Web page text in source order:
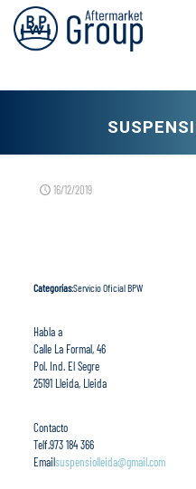
16/12/2019
Categorías:Servicio Oficial BPW
Habla a
Calle La Formal, 46
Pol. Ind. El Segre
25191 Lleida, Lleida
Contacto
Telf.973 184 366
Emailsuspensiolleida@gmail.com